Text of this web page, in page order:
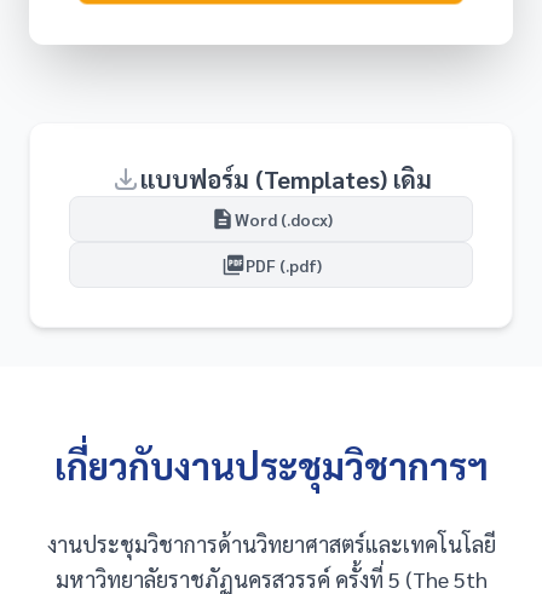
แบบฟอร์ม (Templates) เดิม
Word (.docx)
PDF (.pdf)
เกี่ยวกับงานประชุมวิชาการฯ
งานประชุมวิชาการด้านวิทยาศาสตร์และเทคโนโลยี
มหาวิทยาลัยราชภัฏนครสวรรค์ ครั้งที่ 5 (The 5th